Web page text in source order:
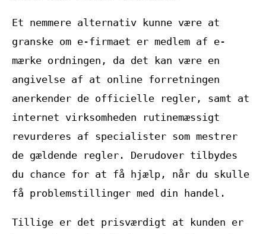
Et nemmere alternativ kunne være at
granske om e-firmaet er medlem af e-
mærke ordningen, da det kan være en
angivelse af at online forretningen
anerkender de officielle regler, samt at
internet virksomheden rutinemæssigt
revurderes af specialister som mestrer
de gældende regler. Derudover tilbydes
du chance for at få hjælp, når du skulle
få problemstillinger med din handel.
Tillige er det prisværdigt at kunden er